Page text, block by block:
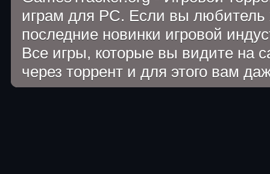
играм для PC. Если вы
последние новинки игровой
Все игры, которые вы видите на
через торрент и для этого вам